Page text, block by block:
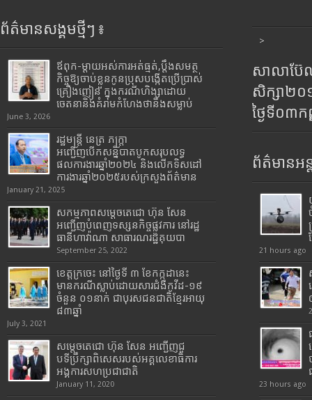
ព័ត៌មានសង្គមថ្មីៗ ៖
ឪពុក-ម្ដាយអស់ការអត់ធ្មត់,ប្ដឹងសមត្ថ
កិច្ចឱ្យចាប់ខ្លួនកូនប្រុសបង្កើតប្រើប្រាស់
គ្រឿងញៀន ក្នុងករណីហិង្សាដោយ
ចេតនានិងគំរាមកំហែងថានឹងសម្លាប់
June 3, 2026
រដ្ឋមន្រ្តី​ នេត្រ​ ភក្ត្រា​
អញ្ជើញបើកសន្និបាតបូកសរុបលទ្ធ
ផលការងារឆ្នាំ២០២៤ និងលើកទិសដៅ
ការងារឆ្នាំ២០២៥របស់​ក្រសួង​ព័ត៌មាន​
January 21, 2025
សកម្មភាពសម្តេចតេជោ ហ៊ុន សែន
អញ្ជើញបំពេញទស្សនកិច្ចផ្លូវការ នៅរដ្ឋ
ធានីហាវ៉ាណា សាធារណរដ្ឋគុយបា
September 25, 2022
ខេត្តក្រចេះ នៅថ្ងៃទី ៣ ខែកក្កដានេះ
មានករណីស្លាប់ដោយសារជំងឺកូវីដ-១៩
ចំនួន ០១នាក់ ជាបុរសជនជាតិខ្មែរអាយុ
៨៣ឆ្នាំ
July 3, 2021
សម្តេចតេជោ ហ៊ុន សែន អញ្ជើញជួ
បទីប្រឹក្សាពិសេសរបស់អគ្គលេខាធិការ
អង្គការសហប្រជាជាតិ
January 11, 2020
>
សាលាប៊ែ
សិក្សា២
ថ្ងៃទី០៣
ព័ត៌មានអន្
21 hours ago
23 hours ago